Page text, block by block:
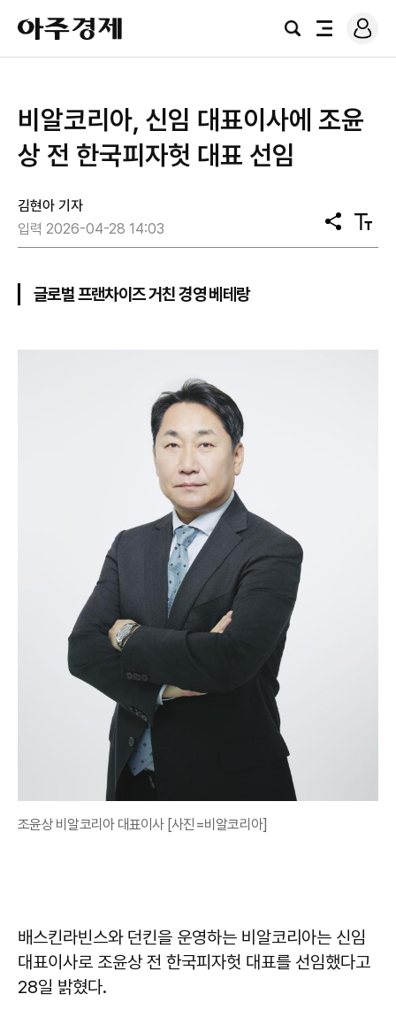
아
주
경
검
전
로
그
비알코리아, 신임 대표이사에 조윤
상 전 한국피자헛 대표 선임
김현아 기자
입력 2026-04-28 14:03
공
유
텍
스
글로벌 프랜차이즈 거친 경영 베테랑
조윤상 비알코리아 대표이사 [사진=비알코리아]
배스킨라빈스와 던킨을 운영하는 비알코리아는 신임
대표이사로 조윤상 전 한국피자헛 대표를 선임했다고
28일 밝혔다.